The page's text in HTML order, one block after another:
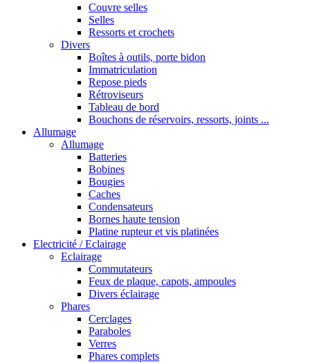
Couvre selles
Selles
Ressorts et crochets
Divers
Boîtes à outils, porte bidon
Immatriculation
Repose pieds
Rétroviseurs
Tableau de bord
Bouchons de réservoirs, ressorts, joints ...
Allumage
Allumage
Batteries
Bobines
Bougies
Caches
Condensateurs
Bornes haute tension
Platine rupteur et vis platinées
Electricité / Eclairage
Eclairage
Commutateurs
Feux de plaque, capots, ampoules
Divers éclairage
Phares
Cerclages
Paraboles
Verres
Phares complets